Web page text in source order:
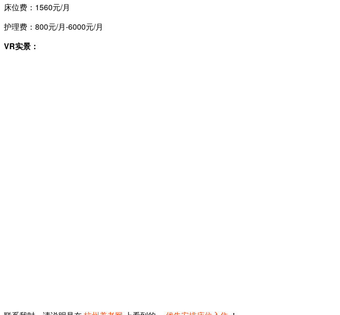
床位费：1560元/月
护理费：800元/月-6000元/月
VR实景：